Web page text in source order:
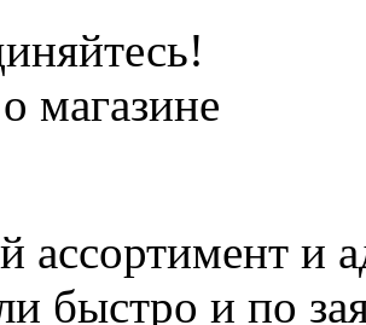
магазине
и
быстро и по